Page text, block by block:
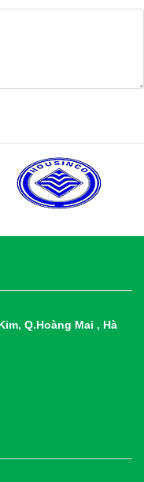
Q.Hoàng Mai , Hà